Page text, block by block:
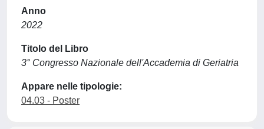
Anno
2022
Titolo del Libro
3° Congresso Nazionale dell'Accademia di Geriatria
Appare nelle tipologie:
04.03 - Poster